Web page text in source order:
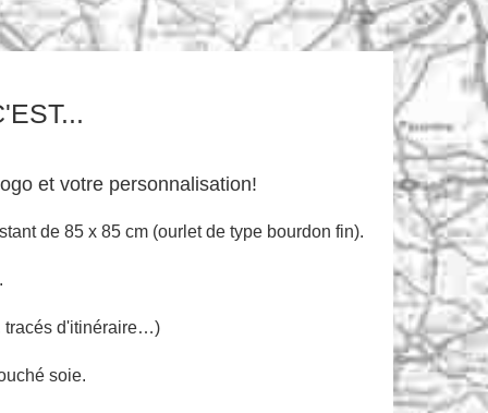
et votre personnalisation!
de 85 x 85 cm (ourlet de type bourdon fin).
d'itinéraire…)
soie.